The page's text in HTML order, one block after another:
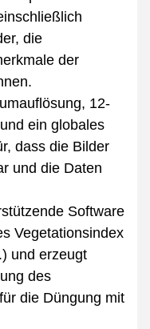
die
der
12-
ein globales
dass die Bilder
und die Daten
Software
Vegetationsindex
und erzeugt
des
die Düngung mit